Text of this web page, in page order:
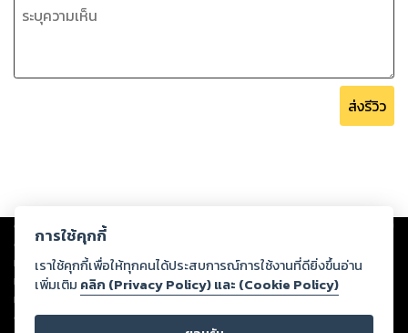
ส่งรีวิว
Copyright © 2026
ต่อผลงานหรือเนื้อหาใดที่อัปโหลดผ่านเว็บไซต์และปรากฏว่าละเมิดสิทธิใน
ทรัพย์สินทางปัญญาของบุคคลอื่นหรือขัดต่อกฎหมายและศีลธรรม ดังนั้น ผู้อ่าน
ทุกท่านโปรดใช้วิจารณญาณในการกลั่นกรองด้วยตนเอง และหากท่านพบว่าส่วน
หนึ่งส่วนใดขัดต่อกฎหมายและศีลธรรม กรุณาแจ้งมายังบริษัท เพื่อทีมงานจะได้
ดำเนินการในทันที ทั้งนี้ ทางสตอรี่ล็อกขอสงวนลิขสิทธิ์ตามพระราชบัญญัติ
การใช้คุกกี้
เราใช้คุกกี้เพื่อให้ทุกคนได้ประสบการณ์การใช้งานที่ดียิ่งขึ้นอ่าน
เพิ่มเติม คลิก (Privacy Policy) และ (Cookie Policy)